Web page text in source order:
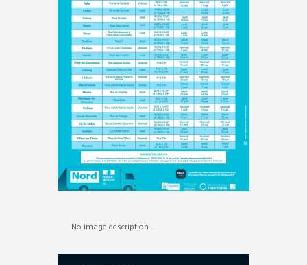
No image description ...